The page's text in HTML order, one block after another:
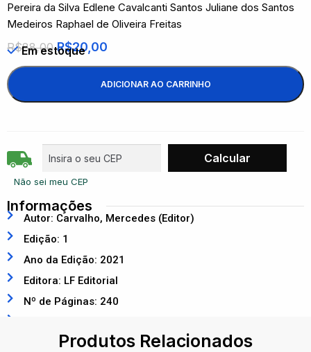
Pereira da Silva Edlene Cavalcanti Santos Juliane dos Santos
Medeiros Raphael de Oliveira Freitas
R$88,00 R$20,00
Em estoque
ADICIONAR AO CARRINHO
Não sei meu CEP
Informações
Autor: Carvalho, Mercedes (Editor)
Edição: 1
Ano da Edição: 2021
Editora: LF Editorial
Nº de Páginas: 240
Produtos Relacionados